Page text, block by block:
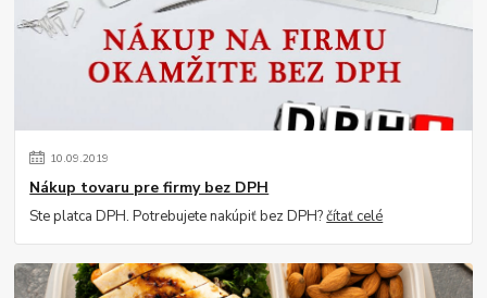
10.09.2019
Nákup tovaru pre firmy bez DPH
Ste platca DPH. Potrebujete nakúpiť bez DPH?čítať celé